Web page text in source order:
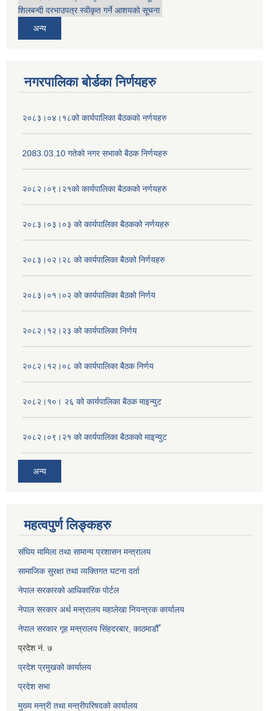
शिलबन्दी दरभाउपत्र स्वीकृत गर्ने आशयको सूचना
अन्य
नगरपालिका बोर्डका निर्णयहरु
२०८३।०४।१८को कार्यपालिका बैठकको नर्णयहरु
2083.03.10 गतेको नगर सभाको बैठक निर्णयहरु
२०८२।०९।२१को कार्यपालिका बैठकको नर्णयहरु
२०८३।०३।०३ को कार्यपालिका बैठकको नर्णयहरु
२०८३।०२।२८ को कार्यपालिका बैठको निर्णयहरु
२०८३।०१।०२ को कार्यपालिका बैठको निर्णय
२०८२।१२।२३ को कार्यपालिका निर्णय
२०८२।१२।०८ को कार्यपालिका बैठक निर्णय
२०८२।१०। २६ को कार्यपालिका बैठक माइन्युट
२०८२।०९।२१ को कार्यपालिका बैठकको माइन्युट
अन्य
महत्वपुर्ण लिङ्कहरु
संघिय मामिला तथा सामान्य प्रशासन मन्त्रालय
सामाजिक सुरक्षा तथा व्यक्तिगत घटना दर्ता
नेपाल सरकारको आधिकारिक पोर्टल
नेपाल सरकार अर्थ मन्त्रालय महालेखा नियन्त्रक कार्यालय
नेपाल सरकार गृह मन्त्रालय सिंहदरबार, काठमाडौँ
प्रदेश नं. ७
प्रदेश प्रमुखको कार्यालय
प्रदेश सभा
मुख्य मन्त्री तथा मन्त्रीपरिषदको कार्यालय